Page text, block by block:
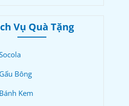
Vụ Quà Tặng
Bông
Kem